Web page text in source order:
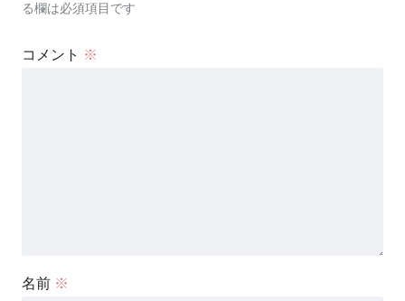
る欄は必須項目です
コメント ※
名前 ※